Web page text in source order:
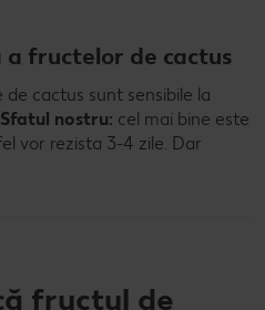
fructelor de cactus
cactus sunt sensibile la
Sfatul nostru: cel mai bine este
vor rezista 3-4 zile. Dar
fructul de